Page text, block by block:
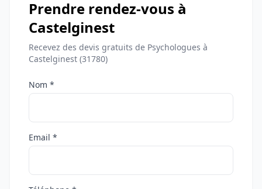
Prendre rendez-vous à
Castelginest
Recevez des devis gratuits de Psychologues à
Castelginest (31780)
Nom *
Email *